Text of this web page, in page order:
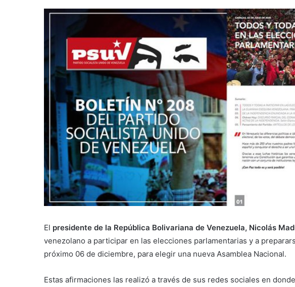
El presidente de la República Bolivariana de Venezuela, Nicolás
venezolano a participar en las elecciones parlamentarias y a
próximo 06 de diciembre, para elegir una nueva Asamblea Nacional.
Estas afirmaciones las realizó a través de sus redes sociales en